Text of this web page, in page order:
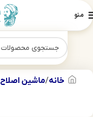
منو
خانه ماشین اصلاح